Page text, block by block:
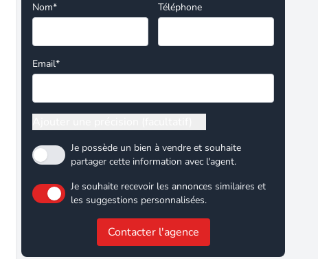
Nom* Téléphone
Email*
Je possède un bien à vendre et souhaite
partager cette information avec l'agent.
Je souhaite recevoir les annonces similaires et
les suggestions personnalisées.
Contacter l'agence